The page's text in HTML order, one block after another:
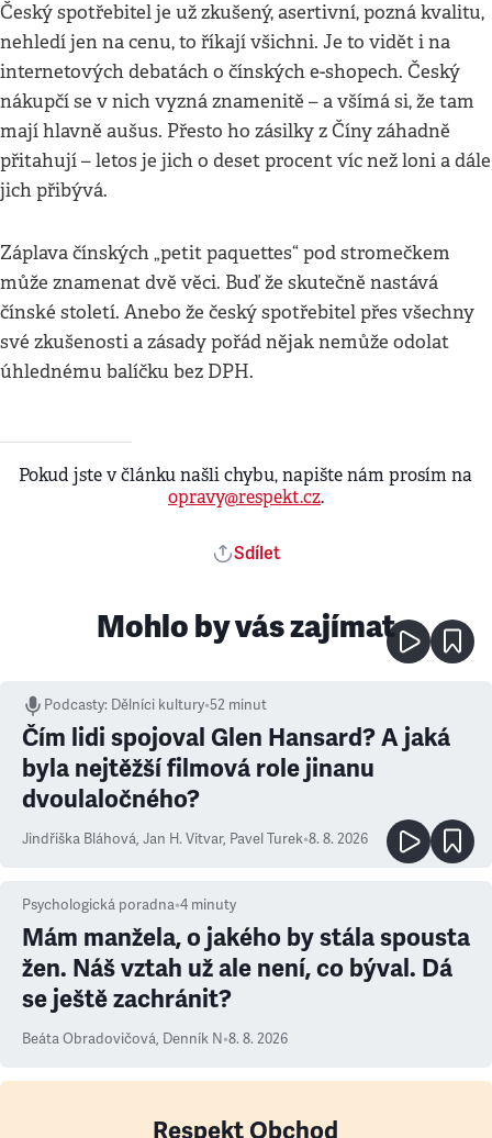
Český spotřebitel je už zkušený, asertivní, pozná kvalitu,
nehledí jen na cenu, to říkají všichni. Je to vidět i na
internetových debatách o čínských e-shopech. Český
nákupčí se v nich vyzná znamenitě – a všímá si, že tam
mají hlavně aušus. Přesto ho zásilky z Číny záhadně
přitahují – letos je jich o deset procent víc než loni a dále
jich přibývá.
Záplava čínských „petit paquettes“ pod stromečkem
může znamenat dvě věci. Buď že skutečně nastává
čínské století. Anebo že český spotřebitel přes všechny
své zkušenosti a zásady pořád nějak nemůže odolat
úhlednému balíčku bez DPH.
Pokud jste v článku našli chybu, napište nám prosím na
opravy@respekt.cz.
Sdílet
Mohlo by vás zajímat
Podcasty: Dělníci kultury•52 minut
Čím lidi spojoval Glen Hansard? A jaká
byla nejtěžší filmová role jinanu
dvoulaločného?
Jindřiška Bláhová, Jan H. Vitvar, Pavel Turek•8. 8. 2026
Psychologická poradna•4 minuty
Mám manžela, o jakého by stála spousta
žen. Náš vztah už ale není, co býval. Dá
se ještě zachránit?
Beáta Obradovičová, Denník N•8. 8. 2026
Respekt Obchod